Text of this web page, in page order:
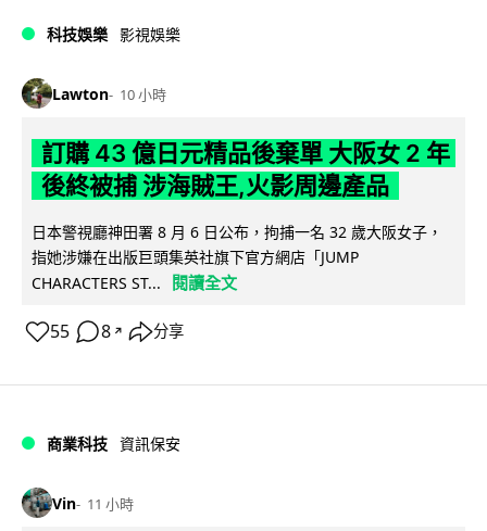
科技娛樂 影視娛樂
Lawton 10 小時
訂購 43 億日元精品後棄單 大阪女 2 年
後終被捕 涉海賊王,火影周邊產品
日本警視廳神田署 8 月 6 日公布，拘捕一名 32 歲大阪女子，
指她涉嫌在出版巨頭集英社旗下官方網店「JUMP
CHARACTERS ST...
閱讀全文
55 8 ↗ 分享
商業科技 資訊保安
Vin 11 小時